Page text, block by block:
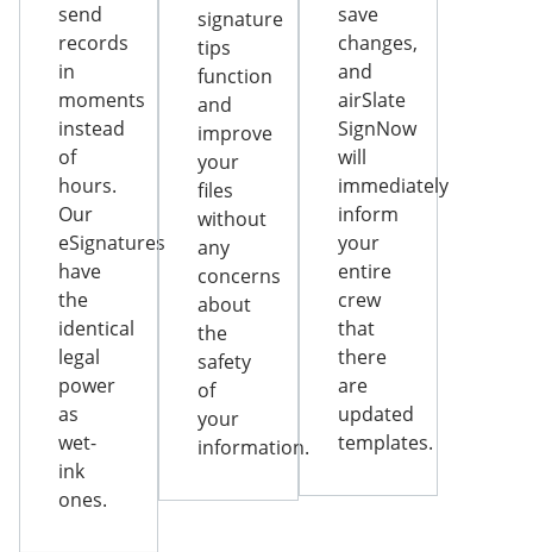
send
records
in
moments
instead
of
hours.
Our
eSignatures
have
the
identical
legal
power
as
wet-
ink
ones.
signature
tips
function
and
improve
your
files
without
any
concerns
about
the
safety
of
your
information.
save
changes,
and
airSlate
SignNow
will
immediately
inform
your
entire
crew
that
there
are
updated
templates.